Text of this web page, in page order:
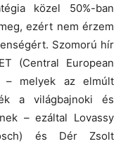
közel 50%-ban
ezért nem érzem
Szomorú hír
(Central European
– melyek az elmúlt
a világbajnoki és
– ezáltal Lovassy
és Dér Zsolt